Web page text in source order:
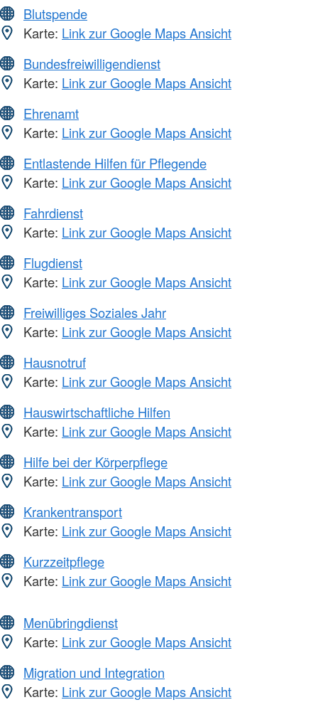
Blutspende
Karte: Link zur Google Maps Ansicht
Bundesfreiwilligendienst
Karte: Link zur Google Maps Ansicht
Ehrenamt
Karte: Link zur Google Maps Ansicht
Entlastende Hilfen für Pflegende
Karte: Link zur Google Maps Ansicht
Fahrdienst
Karte: Link zur Google Maps Ansicht
Flugdienst
Karte: Link zur Google Maps Ansicht
Freiwilliges Soziales Jahr
Karte: Link zur Google Maps Ansicht
Hausnotruf
Karte: Link zur Google Maps Ansicht
Hauswirtschaftliche Hilfen
Karte: Link zur Google Maps Ansicht
Hilfe bei der Körperpflege
Karte: Link zur Google Maps Ansicht
Krankentransport
Karte: Link zur Google Maps Ansicht
Kurzzeitpflege
Karte: Link zur Google Maps Ansicht
Menübringdienst
Karte: Link zur Google Maps Ansicht
Migration und Integration
Karte: Link zur Google Maps Ansicht